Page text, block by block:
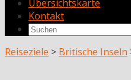
Übersichtskarte
Kontakt
Reiseziele > Britische Inseln